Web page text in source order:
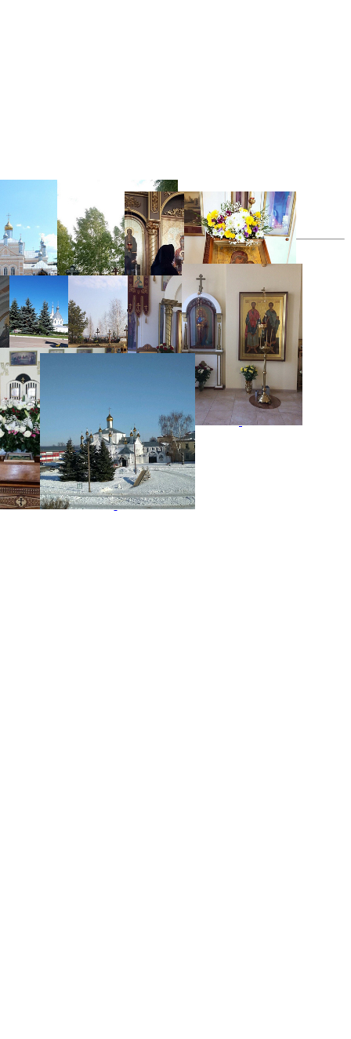
все фотографии